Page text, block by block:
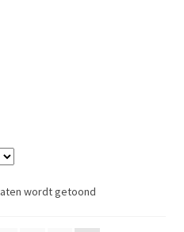
wordt getoond